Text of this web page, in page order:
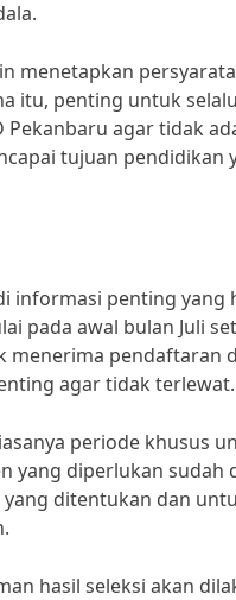
menetapkan
itu, penting untuk
Pekanbaru agar tidak
tujuan pendidikan
informasi penting
pada awal bulan Juli
pendaftaran
agar tidak terlewat.
periode khusus
yang diperlukan
ditentukan dan
hasil seleksi akan